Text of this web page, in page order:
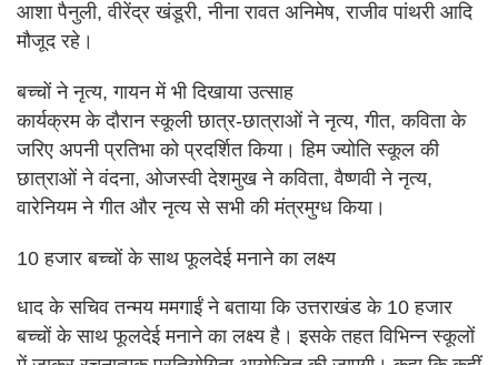
आशा पैनुली, वीरेंद्र खंडूरी, नीना रावत अनिमेष, राजीव पांथरी आदि
मौजूद रहे।
बच्चों ने नृत्य, गायन में भी दिखाया उत्साह
कार्यक्रम के दौरान स्कूली छात्र-छात्राओं ने नृत्य, गीत, कविता के
जरिए अपनी प्रतिभा को प्रदर्शित किया। हिम ज्योति स्कूल की
छात्राओं ने वंदना, ओजस्वी देशमुख ने कविता, वैष्णवी ने नृत्य,
वारेनियम ने गीत और नृत्य से सभी की मंत्रमुग्ध किया।
10 हजार बच्चों के साथ फूलदेई मनाने का लक्ष्य
धाद के सचिव तन्मय ममगाईं ने बताया कि उत्तराखंड के 10 हजार
बच्चों के साथ फूलदेई मनाने का लक्ष्य है। इसके तहत विभिन्न स्कूलों